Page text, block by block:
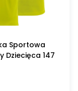
Sportowa
Dziecięca 147